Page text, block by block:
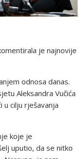
je najnovije
odnosa danas.
Aleksandra Vučića
u cilju rješavanja
koje je
uputio, da se nitko